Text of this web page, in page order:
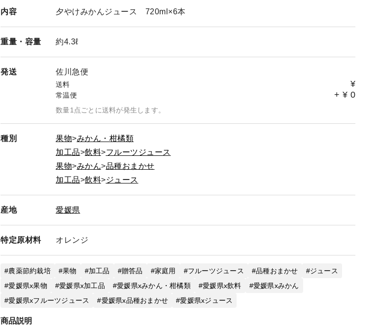
内容 夕やけみかんジュース 720ml×6本
重量・ 容量 約4.3ℓ
発送 佐川急便
送料 ¥
常温便 + ¥ 0
数量1点ごとに送料が発生します。
種別 果物
みかん・柑橘類
加工品
飲料
フルーツジュース
果物
みかん
品種おまかせ
加工品
飲料 ジュース
産地 愛媛県
特定原材料 オレンジ
農薬節約栽培 果物 加工品 贈答品 家庭用 フルーツジュース 品種おまかせ
ジュース
愛媛県x果物
愛媛県x加工品 愛媛県xみかん・柑橘類 愛媛県x飲料
愛媛県xみかん
愛媛県xフルーツジュース
愛媛県x品種おまかせ 愛媛県xジュース
商品説明